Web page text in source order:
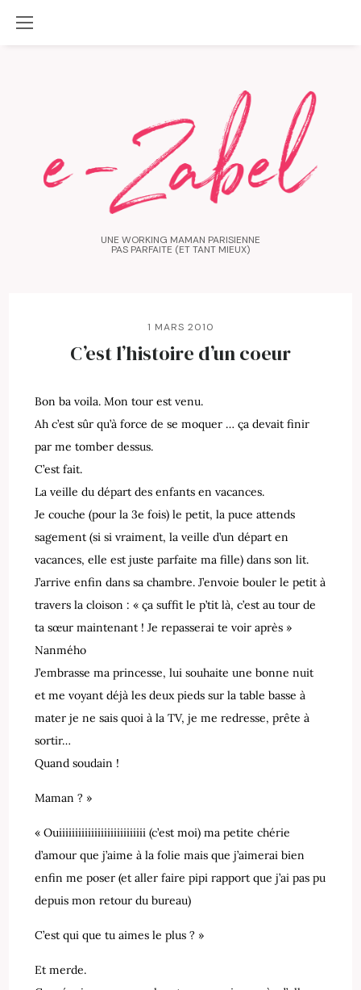
UNE WORKING MAMAN PARISIENNE
PAS PARFAITE (ET TANT MIEUX)
1 MARS 2010
C’est l’histoire d’un coeur
Bon ba voila. Mon tour est venu.
Ah c’est sûr qu’à force de se moquer … ça devait finir
par me tomber dessus.
C’est fait.
La veille du départ des enfants en vacances.
Je couche (pour la 3e fois) le petit, la puce attends
sagement (si si vraiment, la veille d’un départ en
vacances, elle est juste parfaite ma fille) dans son lit.
J’arrive enfin dans sa chambre. J’envoie bouler le petit à
travers la cloison : « ça suffit le p’tit là, c’est au tour de
ta sœur maintenant ! Je repasserai te voir après »
Nanmého
J’embrasse ma princesse, lui souhaite une bonne nuit
et me voyant déjà les deux pieds sur la table basse à
mater je ne sais quoi à la TV, je me redresse, prête à
sortir…
Quand soudain !
Maman ? »
« Ouiiiiiiiiiiiiiiiiiiiiiiiiiii (c’est moi) ma petite chérie
d’amour que j’aime à la folie mais que j’aimerai bien
enfin me poser (et aller faire pipi rapport que j’ai pas pu
depuis mon retour du bureau)
C’est qui que tu aimes le plus ? »
Et merde.